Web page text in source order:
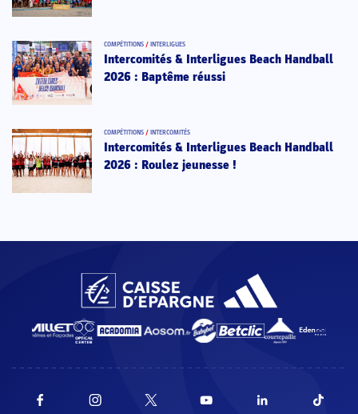
COMPÉTITIONS / INTERLIGUES
Intercomités & Interligues Beach Handball
2026 : Baptême réussi
COMPÉTITIONS / INTERCOMITÉS
Intercomités & Interligues Beach Handball
2026 : Roulez jeunesse !